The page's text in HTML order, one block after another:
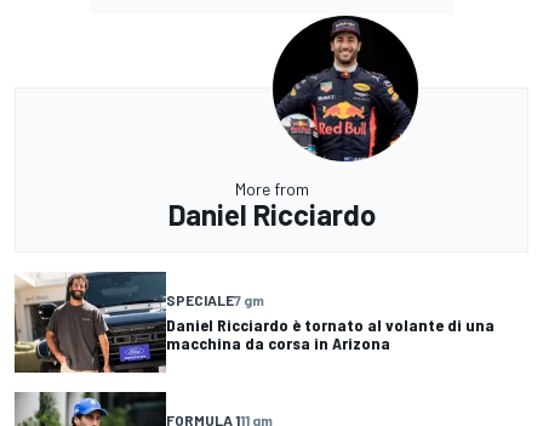
More from
Daniel Ricciardo
SPECIALE7 gm
Daniel Ricciardo è tornato al volante di una
macchina da corsa in Arizona
FORMULA 111 gm